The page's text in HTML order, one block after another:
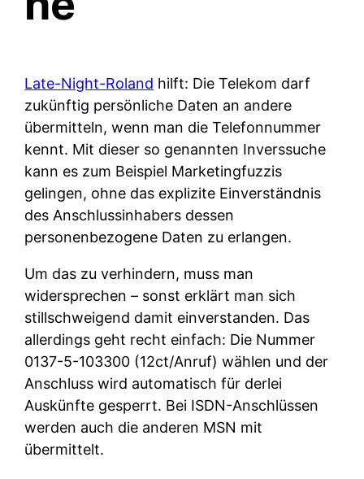
Late-Night-Roland hilft: Die Telekom darf
zukünftig persönliche Daten an andere
übermitteln, wenn man die Telefonnummer
kennt. Mit dieser so genannten Inverssuche
kann es zum Beispiel Marketingfuzzis
gelingen, ohne das explizite Einverständnis
des Anschlussinhabers dessen
personenbezogene Daten zu erlangen.
Um das zu verhindern, muss man
widersprechen – sonst erklärt man sich
stillschweigend damit einverstanden. Das
allerdings geht recht einfach: Die Nummer
0137-5-103300 (12ct/Anruf) wählen und der
Anschluss wird automatisch für derlei
Auskünfte gesperrt. Bei ISDN-Anschlüssen
werden auch die anderen MSN mit
übermittelt.